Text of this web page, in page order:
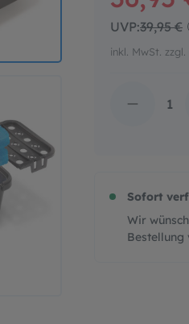
UVP:39,95 €
inkl.
Sofort
Wir
Bestellung